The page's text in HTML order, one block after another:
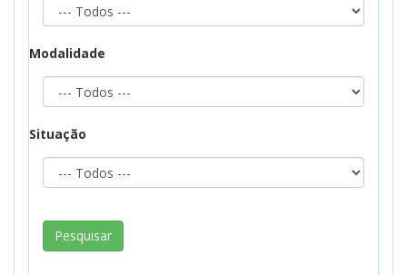
Modalidade
Situação
Pesquisar